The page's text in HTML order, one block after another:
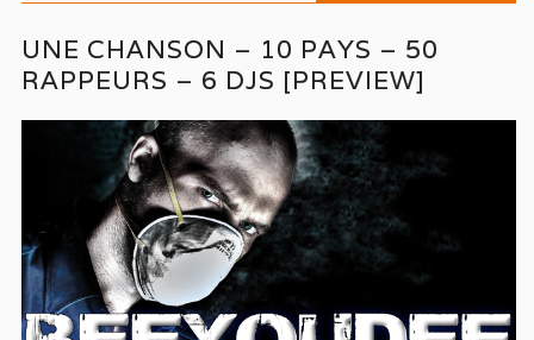
UNE CHANSON – 10 PAYS – 50
RAPPEURS – 6 DJS [PREVIEW]